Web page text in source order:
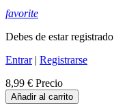
favorite
Debes de estar registrado
Entrar| Registrarse
8,99 € Precio
Añadir al carrito